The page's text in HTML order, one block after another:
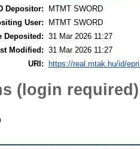
Depositor:
MTMT SWORD
User:
MTMT SWORD
Deposited: 31 Mar 2026 11:27
Modified: 31 Mar 2026 11:27
URI:
https://real.mtak.hu/id/
(login required)